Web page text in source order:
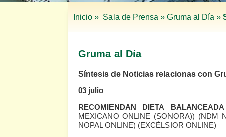
Inicio » Sala de Prensa » Gruma al Día »
Gruma al Día
Síntesis de Noticias relacionas con
03 julio
RECOMIENDAN DIETA
MEXICANO ONLINE (SONORA)) (NDM
NOPAL ONLINE) (EXCÉLSIOR ONLINE)